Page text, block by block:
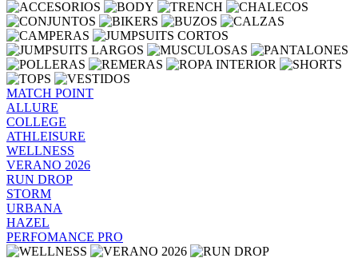
MATCH POINT
ALLURE
COLLEGE
ATHLEISURE
WELLNESS
VERANO 2026
RUN DROP
STORM
URBANA
HAZEL
PERFOMANCE PRO